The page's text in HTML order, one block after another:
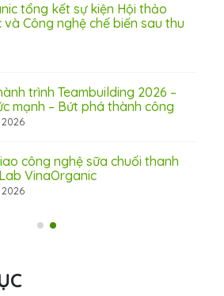
tổng kết sự kiện Hội thảo
và Công nghệ chế biến sau thu
trình Teambuilding 2026 –
mạnh – Bứt phá thành công
công nghệ sữa chuối thanh
VinaOrganic